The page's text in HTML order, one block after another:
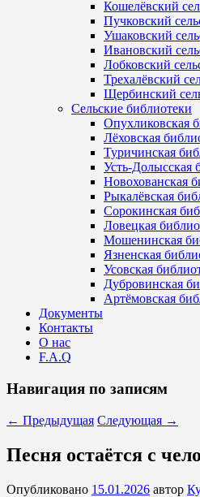
Кошелёвский
Пучковский
Ушаковский
Ивановский
Лобковский
Трехалёвский
Щербинский
Сельские библиотеки
Опухликовская
Лёховская
Туричинская
Усть-Долысская
Новохованская
Рыкалёвская
Сорокинская
Ловецкая
Мошенинская
Язненская
Усовская
Дубровинская
Артёмовская
Документы
Контакты
О нас
F.A.Q
Навигация по записям
← Предыдущая Следующая →
Песня остаётся с
Опубликовано 15.01.2026 автор